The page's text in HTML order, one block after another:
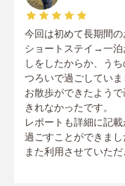
今回は初めて長期間の
ショートステイ→一
しをしたからか、う
つろいで過ごしてい
お散歩ができたよう
きれなかったです。
レポートも詳細に記
過ごすことができまし
また利用させていた